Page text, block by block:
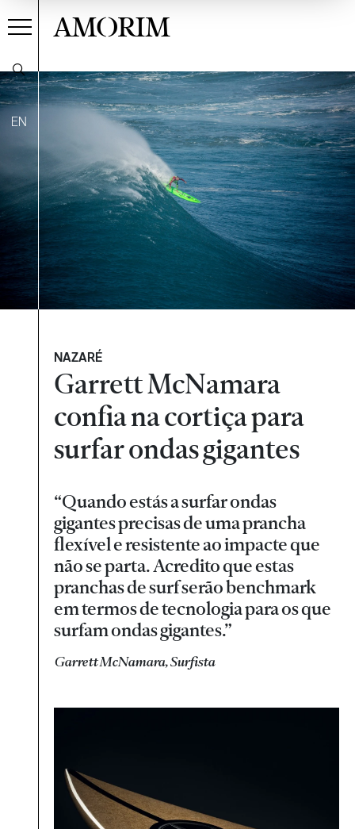
EN
AMORIM
NAZARÉ
Garrett McNamara
confia na cortiça para
surfar ondas gigantes
“Quando estás a surfar ondas
gigantes precisas de uma prancha
flexível e resistente ao impacte que
não se parta. Acredito que estas
pranchas de surf serão benchmark
em termos de tecnologia para os que
surfam ondas gigantes.”
Garrett McNamara, Surfista